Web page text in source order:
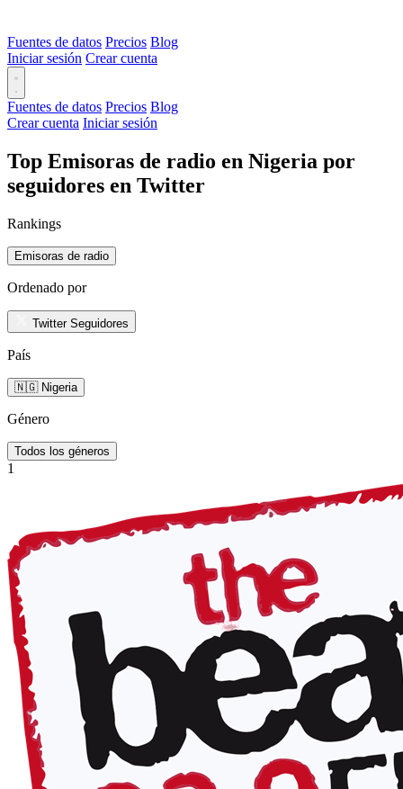
Fuentes de datos Precios Blog
Iniciar sesión Crear cuenta
Fuentes de datos Precios Blog
Crear cuenta Iniciar sesión
Top Emisoras de radio en Nigeria por
seguidores en Twitter
Rankings
Emisoras de radio
Ordenado por
Twitter Seguidores
País
🇳🇬 Nigeria
Género
Todos los géneros
1